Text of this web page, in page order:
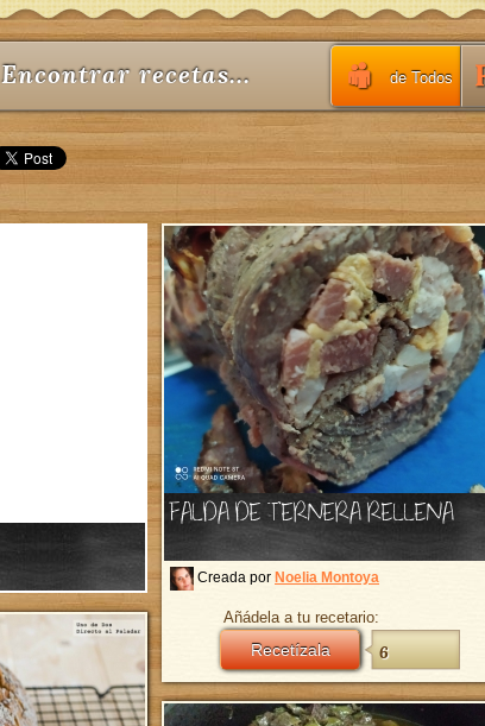
Encontrar recetas... de Todos
FALDA DE TERNERA RELLENA
Creada por Noelia Montoya
Añádela a tu recetario:
Recetízala 6